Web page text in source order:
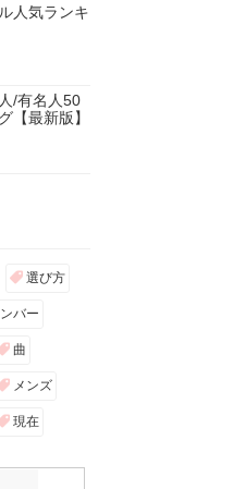
人気ランキ
/有名人50
【最新版】
選び方
バー
曲
メンズ
現在